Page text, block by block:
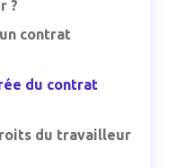
?
contrat
du contrat
du travailleur